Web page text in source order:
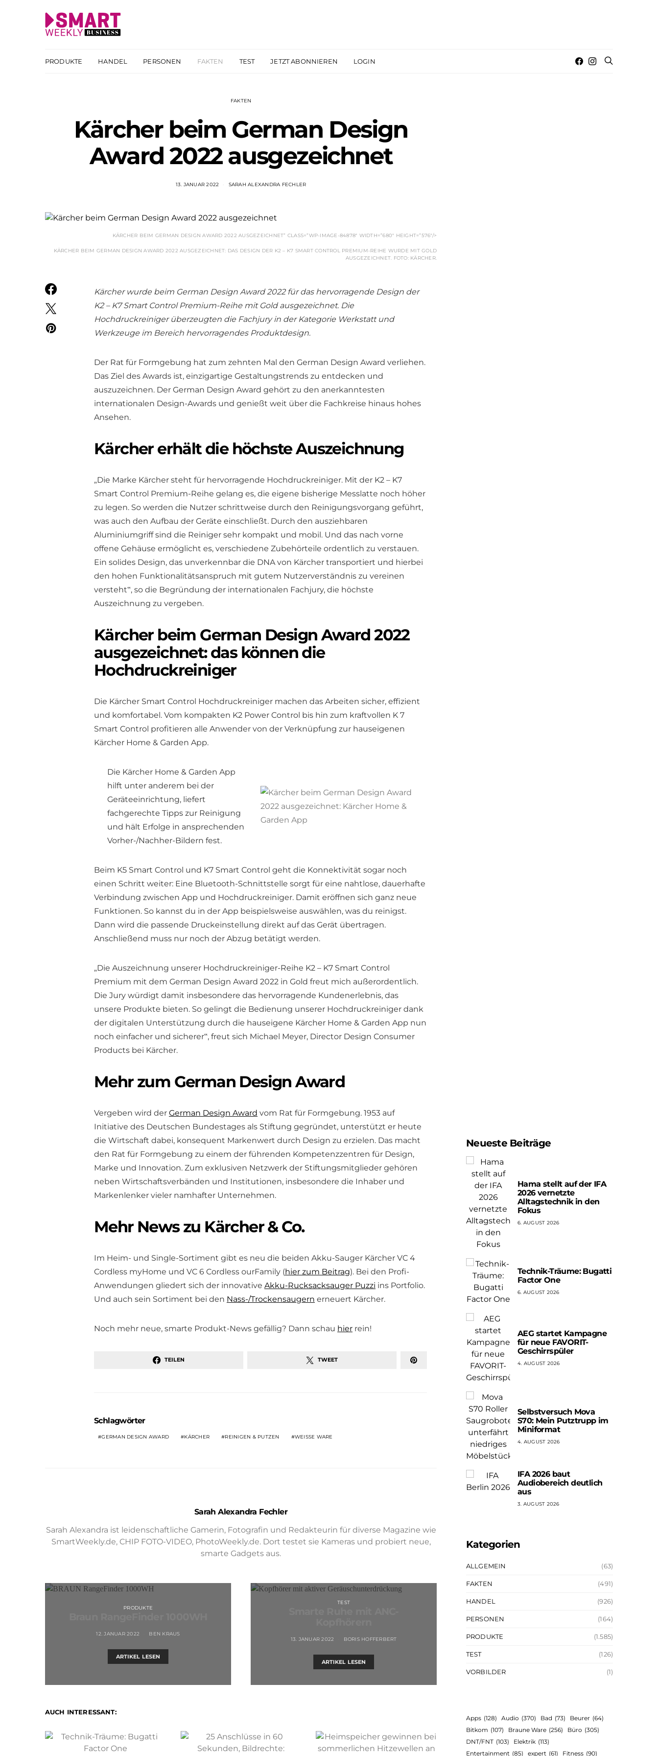
PRODUKTE HANDEL PERSONEN FAKTEN TEST JETZT ABONNIEREN LOGIN
FAKTEN
Kärcher beim German Design
Award 2022 ausgezeichnet
13. JANUAR 2022 SARAH ALEXANDRA FECHLER
KÄRCHER BEIM GERMAN DESIGN AWARD 2022 AUSGEZEICHNET” CLASS=”WP-IMAGE-84878″ WIDTH=”680″ HEIGHT=”576″/>
KÄRCHER BEIM GERMAN DESIGN AWARD 2022 AUSGEZEICHNET: DAS DESIGN DER K2 – K7 SMART CONTROL PREMIUM-REIHE WURDE MIT GOLD
AUSGEZEICHNET. FOTO: KÄRCHER.
Kärcher wurde beim German Design Award 2022 für das hervorragende Design der
K2 – K7 Smart Control Premium-Reihe mit Gold ausgezeichnet. Die
Hochdruckreiniger überzeugten die Fachjury in der Kategorie Werkstatt und
Werkzeuge im Bereich hervorragendes Produktdesign.
Der Rat für Formgebung hat zum zehnten Mal den German Design Award verliehen.
Das Ziel des Awards ist, einzigartige Gestaltungstrends zu entdecken und
auszuzeichnen. Der German Design Award gehört zu den anerkanntesten
internationalen Design-Awards und genießt weit über die Fachkreise hinaus hohes
Ansehen.
Kärcher erhält die höchste Auszeichnung
„Die Marke Kärcher steht für hervorragende Hochdruckreiniger. Mit der K2 – K7
Smart Control Premium-Reihe gelang es, die eigene bisherige Messlatte noch höher
zu legen. So werden die Nutzer schrittweise durch den Reinigungsvorgang geführt,
was auch den Aufbau der Geräte einschließt. Durch den ausziehbaren
Aluminiumgriff sind die Reiniger sehr kompakt und mobil. Und das nach vorne
offene Gehäuse ermöglicht es, verschiedene Zubehörteile ordentlich zu verstauen.
Ein solides Design, das unverkennbar die DNA von Kärcher transportiert und hierbei
den hohen Funktionalitätsanspruch mit gutem Nutzerverständnis zu vereinen
versteht‟, so die Begründung der internationalen Fachjury, die höchste
Auszeichnung zu vergeben.
Kärcher beim German Design Award 2022
ausgezeichnet: das können die
Hochdruckreiniger
Die Kärcher Smart Control Hochdruckreiniger machen das Arbeiten sicher, effizient
und komfortabel. Vom kompakten K2 Power Control bis hin zum kraftvollen K 7
Smart Control profitieren alle Anwender von der Verknüpfung zur hauseigenen
Kärcher Home & Garden App.
Die Kärcher Home & Garden App
hilft unter anderem bei der
Geräteeinrichtung, liefert
fachgerechte Tipps zur Reinigung
und hält Erfolge in ansprechenden
Vorher-/Nachher-Bildern fest.
Beim K5 Smart Control und K7 Smart Control geht die Konnektivität sogar noch
einen Schritt weiter: Eine Bluetooth-Schnittstelle sorgt für eine nahtlose, dauerhafte
Verbindung zwischen App und Hochdruckreiniger. Damit eröffnen sich ganz neue
Funktionen. So kannst du in der App beispielsweise auswählen, was du reinigst.
Dann wird die passende Druckeinstellung direkt auf das Gerät übertragen.
Anschließend muss nur noch der Abzug betätigt werden.
„Die Auszeichnung unserer Hochdruckreiniger-Reihe K2 – K7 Smart Control
Premium mit dem German Design Award 2022 in Gold freut mich außerordentlich.
Die Jury würdigt damit insbesondere das hervorragende Kundenerlebnis, das
unsere Produkte bieten. So gelingt die Bedienung unserer Hochdruckreiniger dank
der digitalen Unterstützung durch die hauseigene Kärcher Home & Garden App nun
noch einfacher und sicherer‟, freut sich Michael Meyer, Director Design Consumer
Products bei Kärcher.
Mehr zum German Design Award
Vergeben wird der German Design Award vom Rat für Formgebung. 1953 auf
Initiative des Deutschen Bundestages als Stiftung gegründet, unterstützt er heute
die Wirtschaft dabei, konsequent Markenwert durch Design zu erzielen. Das macht
den Rat für Formgebung zu einem der führenden Kompetenzzentren für Design,
Marke und Innovation. Zum exklusiven Netzwerk der Stiftungsmitglieder gehören
neben Wirtschaftsverbänden und Institutionen, insbesondere die Inhaber und
Markenlenker vieler namhafter Unternehmen.
Mehr News zu Kärcher & Co.
Im Heim- und Single-Sortiment gibt es neu die beiden Akku-Sauger Kärcher VC 4
Cordless myHome und VC 6 Cordless ourFamily (hier zum Beitrag). Bei den Profi-
Anwendungen gliedert sich der innovative Akku-Rucksacksauger Puzzi ins Portfolio.
Und auch sein Sortiment bei den Nass-/Trockensaugern erneuert Kärcher.
Noch mehr neue, smarte Produkt-News gefällig? Dann schau hier rein!
TEILEN TWEET
Schlagwörter
GERMAN DESIGN AWARD KÄRCHER REINIGEN & PUTZEN WEISSE WARE
Sarah Alexandra Fechler
Sarah Alexandra ist leidenschaftliche Gamerin, Fotografin und Redakteurin für diverse Magazine wie
SmartWeekly.de, CHIP FOTO-VIDEO, PhotoWeekly.de. Dort testet sie Kameras und probiert neue,
smarte Gadgets aus.
PRODUKTE
12. JANUAR 2022 BEN KRAUS
ARTIKEL LESEN
TEST
13. JANUAR 2022 BORIS HOFFERBERT
ARTIKEL LESEN
AUCH INTERESSANT:
Neueste Beiträge
Hama stellt auf der IFA
2026 vernetzte
Alltagstechnik in den
Fokus
6. AUGUST 2026
Technik-Träume: Bugatti
Factor One
6. AUGUST 2026
AEG startet Kampagne
für neue FAVORIT-
Geschirrspüler
4. AUGUST 2026
Selbstversuch Mova
S70: Mein Putztrupp im
Miniformat
4. AUGUST 2026
IFA 2026 baut
Audiobereich deutlich
aus
3. AUGUST 2026
Kategorien
ALLGEMEIN (63)
FAKTEN (491)
HANDEL (926)
PERSONEN (164)
PRODUKTE (1.585)
TEST (126)
VORBILDER (1)
Apps (128) Audio (370) Bad (73) Beurer (64)
Bitkom (107) Braune Ware (256) Büro (305)
DNT/FNT (103) Elektrik (113)
Entertainment (85) expert (61) Fitness (90)